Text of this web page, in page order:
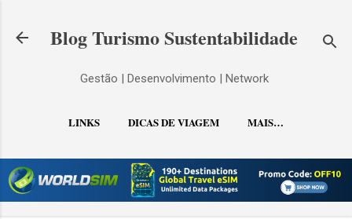
Blog Turismo Sustentabilidade
Gestão | Desenvolvimento | Network
LINKS DICAS DE VIAGEM MAIS…
CONTATO